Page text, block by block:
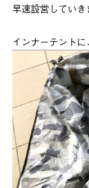
早速設営していき
インナーテントに